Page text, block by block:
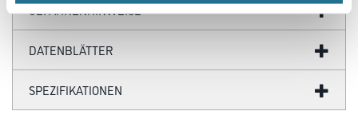
GEFAHRENHINWEISE
DATENBLÄTTER
SPEZIFIKATIONEN